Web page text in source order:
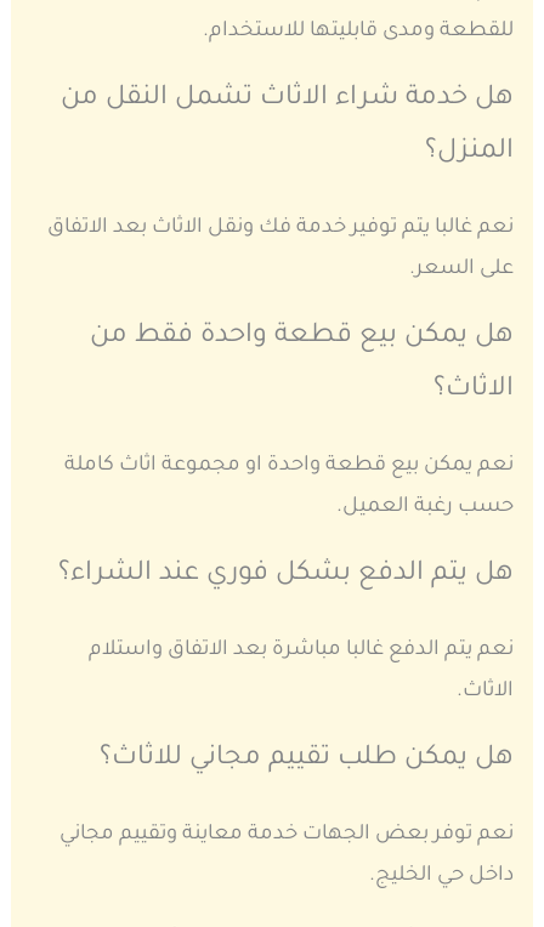
للقطعة ومدى قابليتها للاستخدام.
هل خدمة شراء الاثاث تشمل النقل من
المنزل؟
نعم غالبا يتم توفير خدمة فك ونقل الاثاث بعد الاتفاق
على السعر.
هل يمكن بيع قطعة واحدة فقط من
الاثاث؟
نعم يمكن بيع قطعة واحدة او مجموعة اثاث كاملة
حسب رغبة العميل.
هل يتم الدفع بشكل فوري عند الشراء؟
نعم يتم الدفع غالبا مباشرة بعد الاتفاق واستلام
الاثاث.
هل يمكن طلب تقييم مجاني للاثاث؟
نعم توفر بعض الجهات خدمة معاينة وتقييم مجاني
داخل حي الخليج.